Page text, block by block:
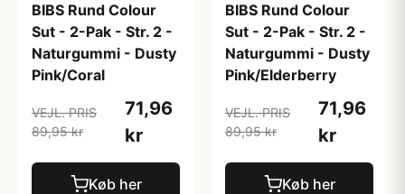
BIBS Rund Colour
Sut - 2-Pak - Str. 2 -
Naturgummi - Dusty
Pink/Coral
VEJL. PRIS
89,95 kr
71,96
kr
Køb her
BIBS Rund Colour
Sut - 2-Pak - Str. 2 -
Naturgummi - Dusty
Pink/Elderberry
VEJL. PRIS
89,95 kr
71,96
kr
Køb her